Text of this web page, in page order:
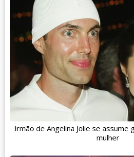
Irmão de Angelina Jolie se assume
mulher